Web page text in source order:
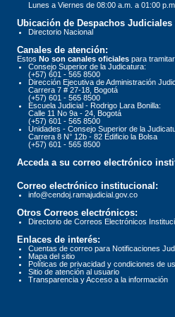
Lunes a Viernes de 08:00 a.m. a 01:00
Ubicación de Despachos
Directorio Nacional
Canales de atención:
Estos No son canales oficiales para tramitar
Consejo Superior de la Judicatura:
(+57) 601 - 565 8500
Dirección Ejecutiva de Administración
Carrera 7 # 27-18, Bogotá
(+57) 601 - 565 8500
Escuela Judicial - Rodrigo Lara Bonilla:
Calle 11 No 9a - 24, Bogotá
(+57) 601 - 565 8500
Unidades - Consejo Superior de la
Carrera 8 N° 12b - 82 Edificio la Bolsa
(+57) 601 - 565 8500
Acceda a su correo electrónico
Correo electrónico institucional:
info@cendoj.ramajudicial.gov.co
Otros Correos electrónicos:
Directorio de Correos Electrónicos
Enlaces de interés:
Cuentas de correo para Notificaciones
Mapa del sitio
Políticas de privacidad y condiciones de
Sitio de atención al usuario
Transparencia y Acceso a la información